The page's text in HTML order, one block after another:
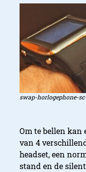
swap-horlogephone-
Om te bellen kan
van 4
headset, een
stand en de